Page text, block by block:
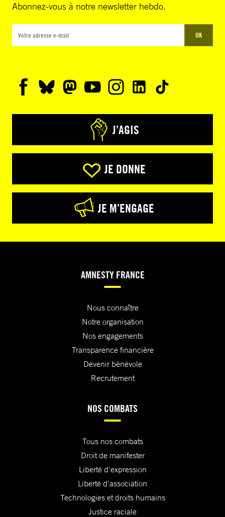
Abonnez-vous à notre newsletter hebdo.
OK
J’AGIS
JE DONNE
JE M’ENGAGE
AMNESTY FRANCE
Nous connaître
Notre organisation
Nos engagements
Transparence financière
Devenir bénévole
Recrutement
NOS COMBATS
Tous nos combats
Droit de manifester
Liberté d'expression
Liberté d'association
Technologies et droits humains
Justice raciale